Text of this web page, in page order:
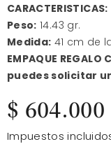
CARACTERISTICAS:
Peso: 14.43 gr.
Medida: 41 cm de
EMPAQUE
puedes solicitar
$ 604.000
Impuestos